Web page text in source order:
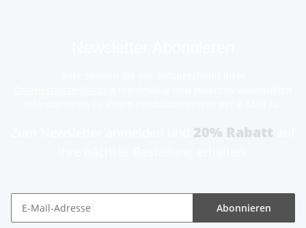
20% Rabatt
Abonnieren